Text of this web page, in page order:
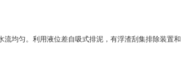
均匀。利用液位差自吸式排泥，有浮渣刮集排除装置和